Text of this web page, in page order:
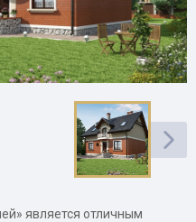
является отличным